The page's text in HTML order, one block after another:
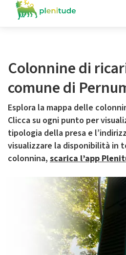
Colonnine di
comune di
Esplora la mappa delle
Clicca su ogni punto per
tipologia della presa e
visualizzare la disponibilità in
colonnina, scarica l’app